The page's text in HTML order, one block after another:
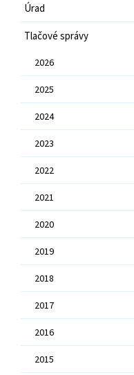
Úrad
Tlačové správy
2026
2025
2024
2023
2022
2021
2020
2019
2018
2017
2016
2015